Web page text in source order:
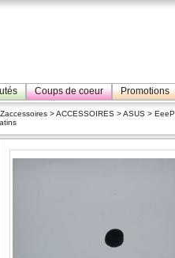
Coups de coeur Promotions
>ACCESSOIRES >ASUS >